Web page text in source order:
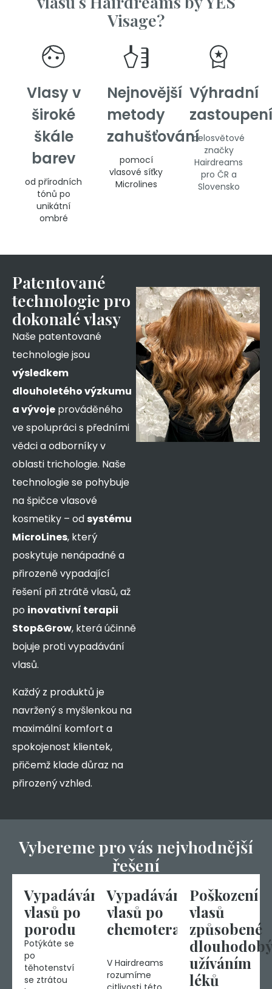
Visage?
Vlasy v
široké
škále
barev
od přírodních
tónů po
unikátní
ombré
Nejnovější
metody
zahušťování
pomocí
vlasové síťky
Microlines
Výhradní
zastoupení
celosvětové
značky
Hairdreams
pro ČR a
Slovensko
Patentované
technologie pro
dokonalé vlasy
Naše patentované
technologie jsou
výsledkem
dlouholetého výzkumu
a vývoje prováděného
ve spolupráci s předními
vědci a odborníky v
oblasti trichologie. Naše
technologie se pohybuje
na špičce vlasové
kosmetiky – od systému
MicroLines, který
poskytuje nenápadné a
přirozeně vypadající
řešení při ztrátě vlasů, až
po inovativní terapii
Stop&Grow, která účinně
bojuje proti vypadávání
vlasů.
Každý z produktů je
navržený s myšlenkou na
maximální komfort a
spokojenost klientek,
přičemž klade důraz na
přirozený vzhled.
Vybereme pro vás nejvhodnější
řešení
Vypadávání
vlasů po
porodu
Potýkáte se
po
těhotenství
se ztrátou
Vypadávání
vlasů po
chemoterapii
V Hairdreams
rozumíme
Poškození
vlasů
způsobené
užíváním
léků